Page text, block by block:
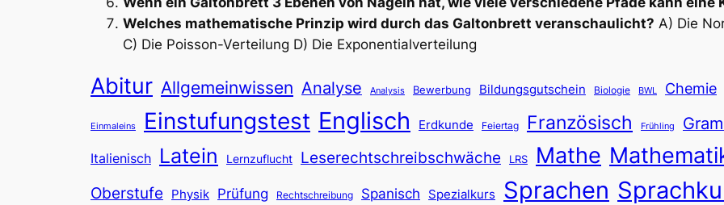
Welches mathematische Prinzip wird durch das Galtonbrett veranschaulicht? A) Die
C) Die Poisson-Verteilung D) Die Exponentialverteilung
Abitur Allgemeinwissen Analyse Analysis Bewerbung Bildungsgutschein Biologie BWL Chemie
Einmaleins Einstufungstest Englisch Erdkunde Feiertag Französisch Frühling
Italienisch Latein Lernzuflucht Leserechtschreibschwäche LRS Mathe
Oberstufe Physik Prüfung Rechtschreibung Spanisch Spezialkurs Sprachen